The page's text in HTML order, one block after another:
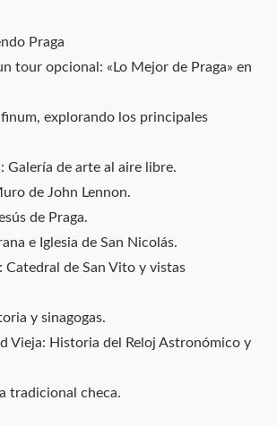
Praga
tour opcional: «Lo Mejor de Praga» en
explorando los principales
Galería de arte al aire libre.
de John Lennon.
de Praga.
e Iglesia de San Nicolás.
Catedral de San Vito y vistas
y sinagogas.
Vieja: Historia del Reloj Astronómico y
tradicional checa.